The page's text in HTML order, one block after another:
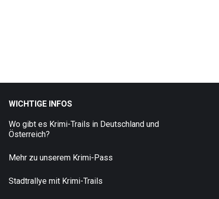
WICHTIGE INFOS
Wo gibt es Krimi-Trails in Deutschland und
Österreich?
Mehr zu unserem Krimi-Pass
Stadtrallye mit Krimi-Trails